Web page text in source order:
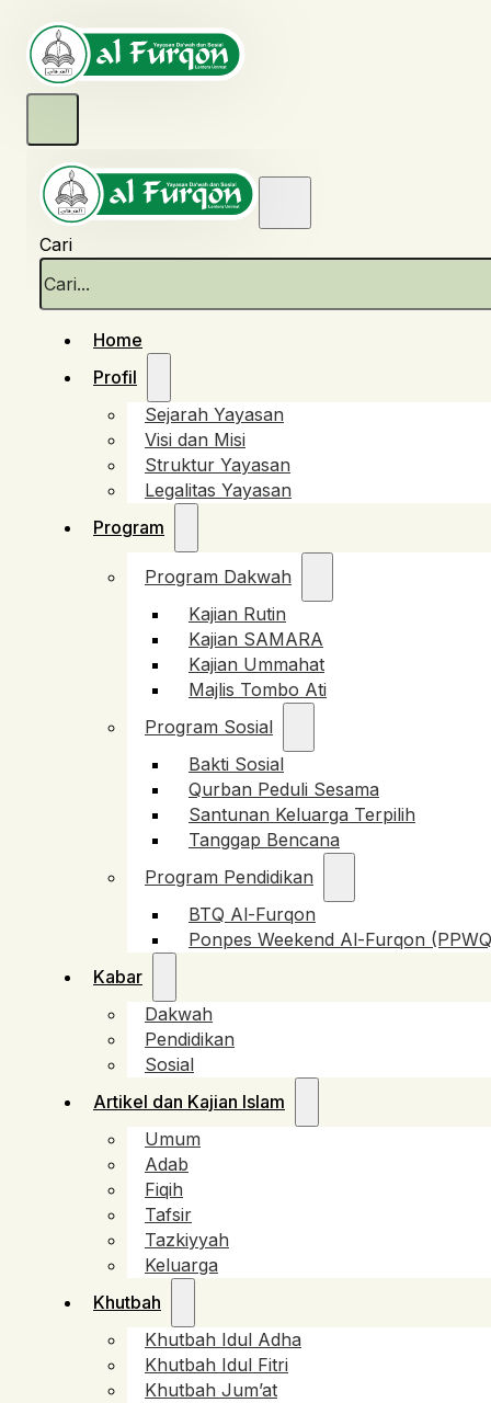
Cari
Home
Profil
Sejarah Yayasan
Visi dan Misi
Struktur Yayasan
Legalitas Yayasan
Program
Program Dakwah
Kajian Rutin
Kajian SAMARA
Kajian Ummahat
Majlis Tombo Ati
Program Sosial
Bakti Sosial
Qurban Peduli Sesama
Santunan Keluarga Terpilih
Tanggap Bencana
Program Pendidikan
BTQ Al-Furqon
Ponpes Weekend Al-Furqon
Kabar
Dakwah
Pendidikan
Sosial
Artikel dan Kajian Islam
Umum
Adab
Fiqih
Tafsir
Tazkiyyah
Keluarga
Khutbah
Khutbah Idul Adha
Khutbah Idul Fitri
Khutbah Jum’at